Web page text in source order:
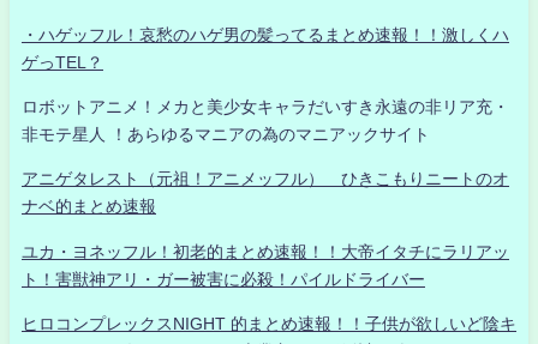
・ハゲッフル！哀愁のハゲ男の髪ってるまとめ速報！！激しくハ
ゲっTEL？
ロボットアニメ！メカと美少女キャラだいすき永遠の非リア充・
非モテ星人 ！あらゆるマニアの為のマニアックサイト
アニゲタレスト（元祖！アニメッフル） ひきこもりニートのオ
ナベ的まとめ速報
ユカ・ヨネッフル！初老的まとめ速報！！大帝イタチにラリアッ
ト！害獣神アリ・ガー被害に必殺！パイルドライバー
ヒロコンプレックスNIGHT 的まとめ速報！！子供が欲しいど陰キ